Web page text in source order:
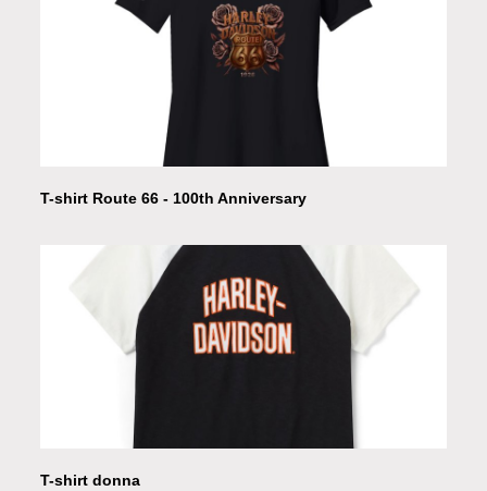
T-shirt Route 66 - 100th Anniversary
T-shirt donna